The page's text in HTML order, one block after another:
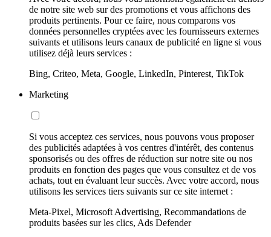
de notre site web sur des promotions et vous affichons des
produits pertinents. Pour ce faire, nous comparons vos
données personnelles cryptées avec les fournisseurs externes
suivants et utilisons leurs canaux de publicité en ligne si vous
utilisez déjà leurs services :
Bing, Criteo, Meta, Google, LinkedIn, Pinterest, TikTok
Marketing
Si vous acceptez ces services, nous pouvons vous proposer
des publicités adaptées à vos centres d'intérêt, des contenus
sponsorisés ou des offres de réduction sur notre site ou nos
produits en fonction des pages que vous consultez et de vos
achats, tout en évaluant leur succès. Avec votre accord, nous
utilisons les services tiers suivants sur ce site internet :
Meta-Pixel, Microsoft Advertising, Recommandations de
produits basées sur les clics, Ads Defender